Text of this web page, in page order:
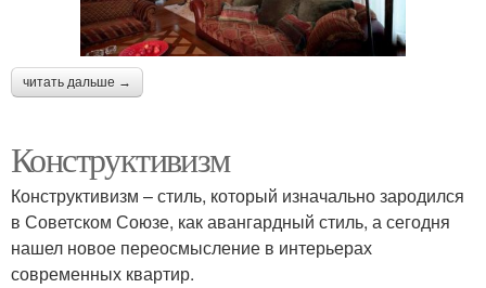
читать дальше →
Конструктивизм
Конструктивизм – стиль, который изначально зародился
в Советском Союзе, как авангардный стиль, а сегодня
нашел новое переосмысление в интерьерах
современных квартир.